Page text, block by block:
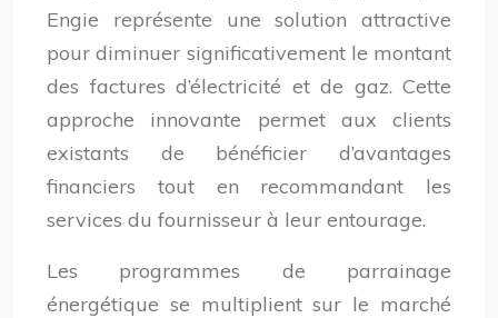
Engie représente une solution attractive
pour diminuer significativement le montant
des factures d’électricité et de gaz. Cette
approche innovante permet aux clients
existants de bénéficier d’avantages
financiers tout en recommandant les
services du fournisseur à leur entourage.
Les programmes de parrainage
énergétique se multiplient sur le marché